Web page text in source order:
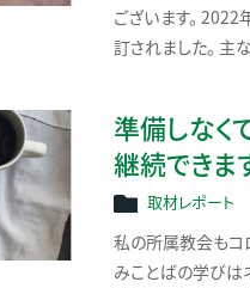
ございます。
訂されました。 主
準備しなく
継続できま
取材レポート
私の所属教会もコ
みことばの学びは